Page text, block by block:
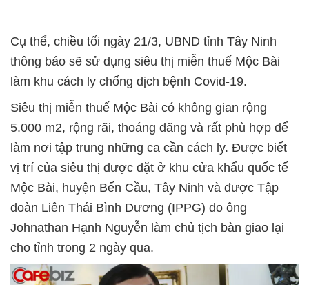
Cụ thể, chiều tối ngày 21/3, UBND tỉnh Tây Ninh
thông báo sẽ sử dụng siêu thị miễn thuế Mộc Bài
làm khu cách ly chống dịch bệnh Covid-19.
Siêu thị miễn thuế Mộc Bài có không gian rộng
5.000 m2, rộng rãi, thoáng đãng và rất phù hợp để
làm nơi tập trung những ca cần cách ly. Được biết
vị trí của siêu thị được đặt ở khu cửa khẩu quốc tế
Mộc Bài, huyện Bến Cầu, Tây Ninh và được Tập
đoàn Liên Thái Bình Dương (IPPG) do ông
Johnathan Hạnh Nguyễn làm chủ tịch bàn giao lại
cho tỉnh trong 2 ngày qua.